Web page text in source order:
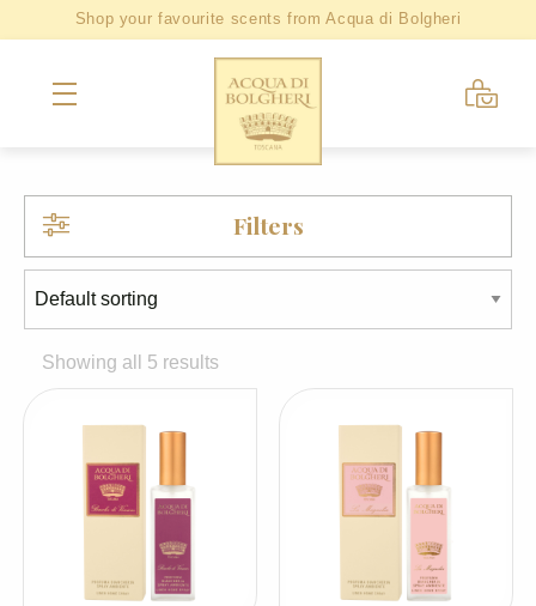
Shop your favourite scents from Acqua di Bolgheri
Filters
Showing all 5 results